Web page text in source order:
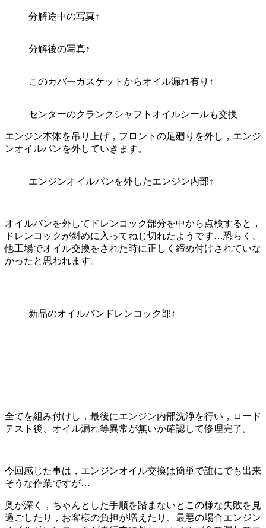
分解途中の写真↑
分解後の写真↑
このカバーガスケットからオイル漏れ有り↑
センターのクランクシャフトオイルシールも交換
エンジン本体を吊り上げ，フロントの足廻りを外し，エンジ
ンオイルパンを外していきます。
エンジンオイルパンを外したエンジン内部↑
オイルパンを外してドレンコック部分を中から点検すると，
ドレンコックが斜めに入ってねじ切れたようです…恐らく、
他工場でオイル交換をされた時に正しく締め付けされていな
かったと思われます。
新品のオイルパンドレンコック部↑
全てを組み付けし，最後にエンジン内部洗浄を行い，ロード
テスト後、オイル漏れ等異常が無いか確認して修理完了。
今回感じた事は，エンジンオイル交換は簡単で誰にでも出来
そうな作業ですが…
奥が深く，ちゃんとした手順を踏まないとこの様な失敗を見
過ごしたり，お客様の負担が増えたり、最悪の場合エンジン